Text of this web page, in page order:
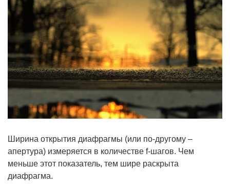
Ширина открытия диафрагмы (или по-другому –
апертура) измеряется в количестве f-шагов. Чем
меньше этот показатель, тем шире раскрыта
диафрагма.